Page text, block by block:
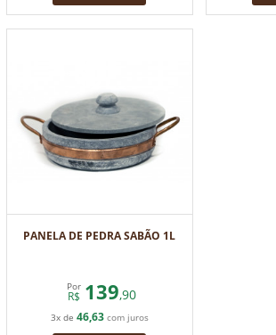
PANELA DE PEDRA SABÃO 1L
Por
R$ 139,90
3x de 46,63com juros